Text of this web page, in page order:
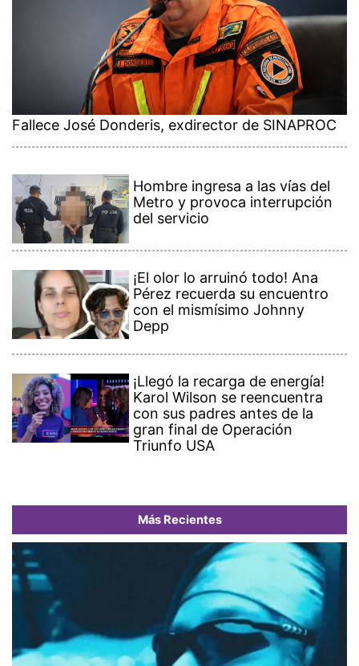
Fallece José Donderis, exdirector de SINAPROC
Hombre ingresa a las vías del
Metro y provoca interrupción
del servicio
¡El olor lo arruinó todo! Ana
Pérez recuerda su encuentro
con el mismísimo Johnny
Depp
¡Llegó la recarga de energía!
Karol Wilson se reencuentra
con sus padres antes de la
gran final de Operación
Triunfo USA
Más Recientes